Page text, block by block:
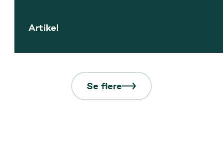
Artikel
Se flere